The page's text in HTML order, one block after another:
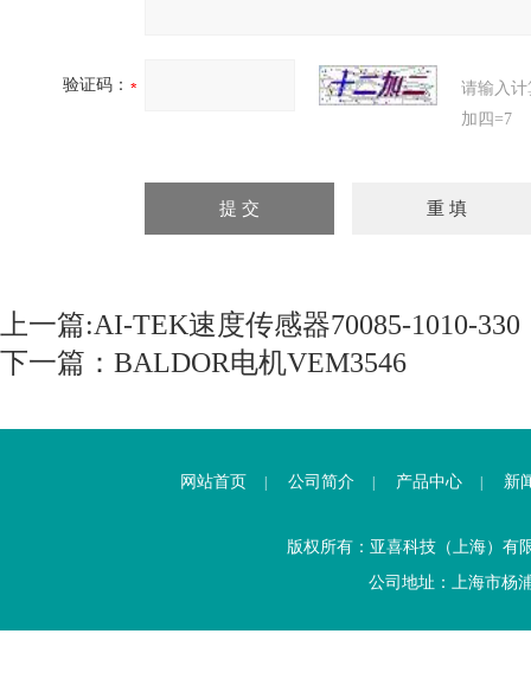
验证码：
请输入
加四=7
上一篇:AI-TEK速度传感器70085-1010-330
下一篇： BALDOR电机VEM3546
网站首页 公司简介 产品中心 新
版权所有：亚喜科技（上海）
公司地址：上海市杨